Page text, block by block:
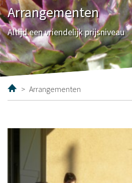
Arrangementen
Altijd een vriendelijk prijsniveau
> Arrangementen